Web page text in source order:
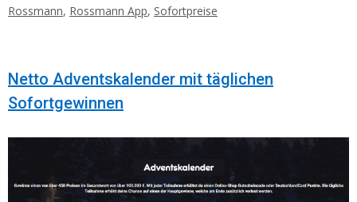
Rossmann, Rossmann App, Sofortpreise
Netto Adventskalender mit täglichen
Sofortgewinnen